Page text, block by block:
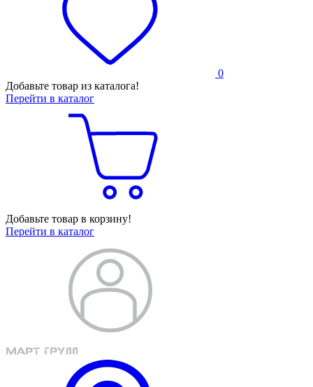
0
Добавьте товар из каталога!
Перейти в каталог
Добавьте товар в корзину!
Перейти в каталог